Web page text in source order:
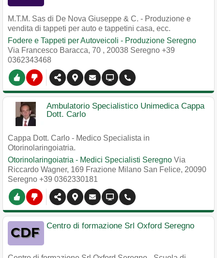
M.T.M. Sas di De Nova Giuseppe & C. - Produzione e
vendita di tappeti per auto e tappetini casa, ecc.
Fodere e Tappeti per Autoveicoli - Produzione Seregno
Via Francesco Baracca, 70 , 20038 Seregno +39
0362343468
Ambulatorio Specialistico Unimedica Cappa
Dott. Carlo
Cappa Dott. Carlo - Medico Specialista in
Otorinolaringoiatria.
Otorinolaringoiatria - Medici Specialisti Seregno Via
Riccardo Wagner, 169 Frazione Milano San Felice, 20090
Seregno +39 0362330181
Centro di formazione Srl Oxford Seregno